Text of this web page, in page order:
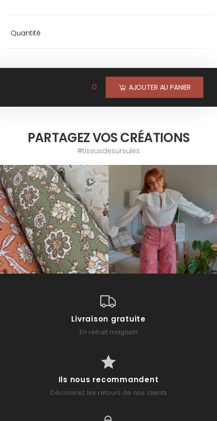
Quantité
0 AJOUTER AU PANIER
PARTAGEZ VOS CRÉATIONS
#tissusdesursules
Livraison gratuite
En retrait magasin
Ils nous recommandent
Découvrez les retours de nos clients